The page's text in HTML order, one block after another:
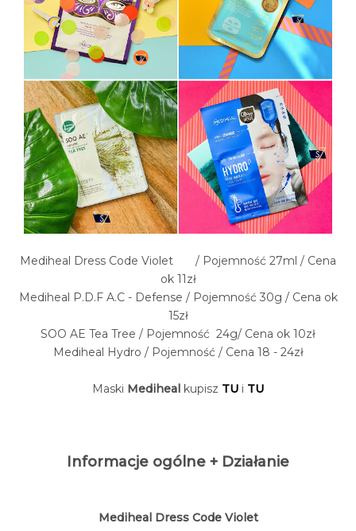
Mediheal Dress Code Violet / Pojemność 27ml / Cena
ok 11zł
Mediheal P.D.F A.C - Defense / Pojemność 30g / Cena ok
15zł
SOO AE Tea Tree / Pojemność 24g/ Cena ok 10zł
Mediheal Hydro / Pojemność / Cena 18 - 24zł
Maski Mediheal kupisz TU i TU
Informacje ogólne + Działanie
Mediheal Dress Code Violet